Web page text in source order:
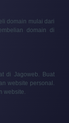
domain mulai dari
domain di
di Jagoweb. Buat
website personal.
website.